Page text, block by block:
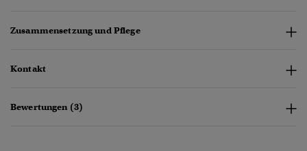
Zusammensetzung und Pflege
Kontakt
Bewertungen (3)